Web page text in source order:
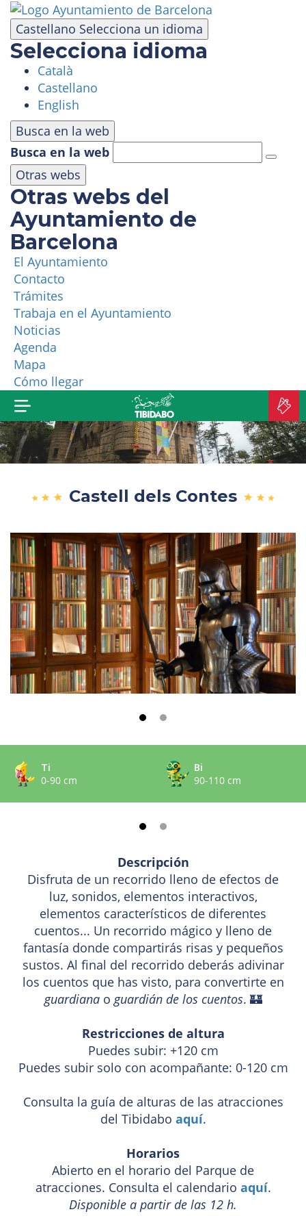
Castellano Selecciona un idioma
Selecciona idioma
Català
Castellano
English
Busca en la web
Busca en la web
Otras webs
Otras webs del
Ayuntamiento de
Barcelona
El Ayuntamiento
Contacto
Trámites
Trabaja en el Ayuntamiento
Noticias
Agenda
Mapa
Cómo llegar
Pasar
contenido
principal
VISITA
PARQUE DE ATRACCIONES
ÁREA PANORÁMICA
MASÍA TIBIDABO
FUNICULAR
TIBICLUB
¿QUIÉNES SOMOS?
MÁS PRODUCTOS
Castell dels Contes
Ti
0-90 cm
Bi
90-110 cm
Descripción
Disfruta de un recorrido lleno de efectos de
luz, sonidos, elementos interactivos,
elementos característicos de diferentes
cuentos... Un recorrido mágico y lleno de
fantasía donde compartirás risas y pequeños
sustos. Al final del recorrido deberás adivinar
los cuentos que has visto, para convertirte en
guardianao guardián de los cuentos. 🏰
Restricciones de altura
Puedes subir: +120 cm
Puedes subir solo con acompañante: 0-120 cm
Consulta la guía de alturas de las atracciones
del Tibidabo aquí.
Horarios
Abierto en el horario del Parque de
atracciones. Consulta el calendario aquí.
Disponible a partir de las 12 h.